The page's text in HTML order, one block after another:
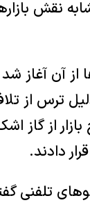
نقش
آن آغاز
ترس از
از گاز
دادند.
تلفنی